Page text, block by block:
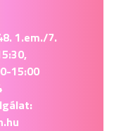
1.em./7.
15:00